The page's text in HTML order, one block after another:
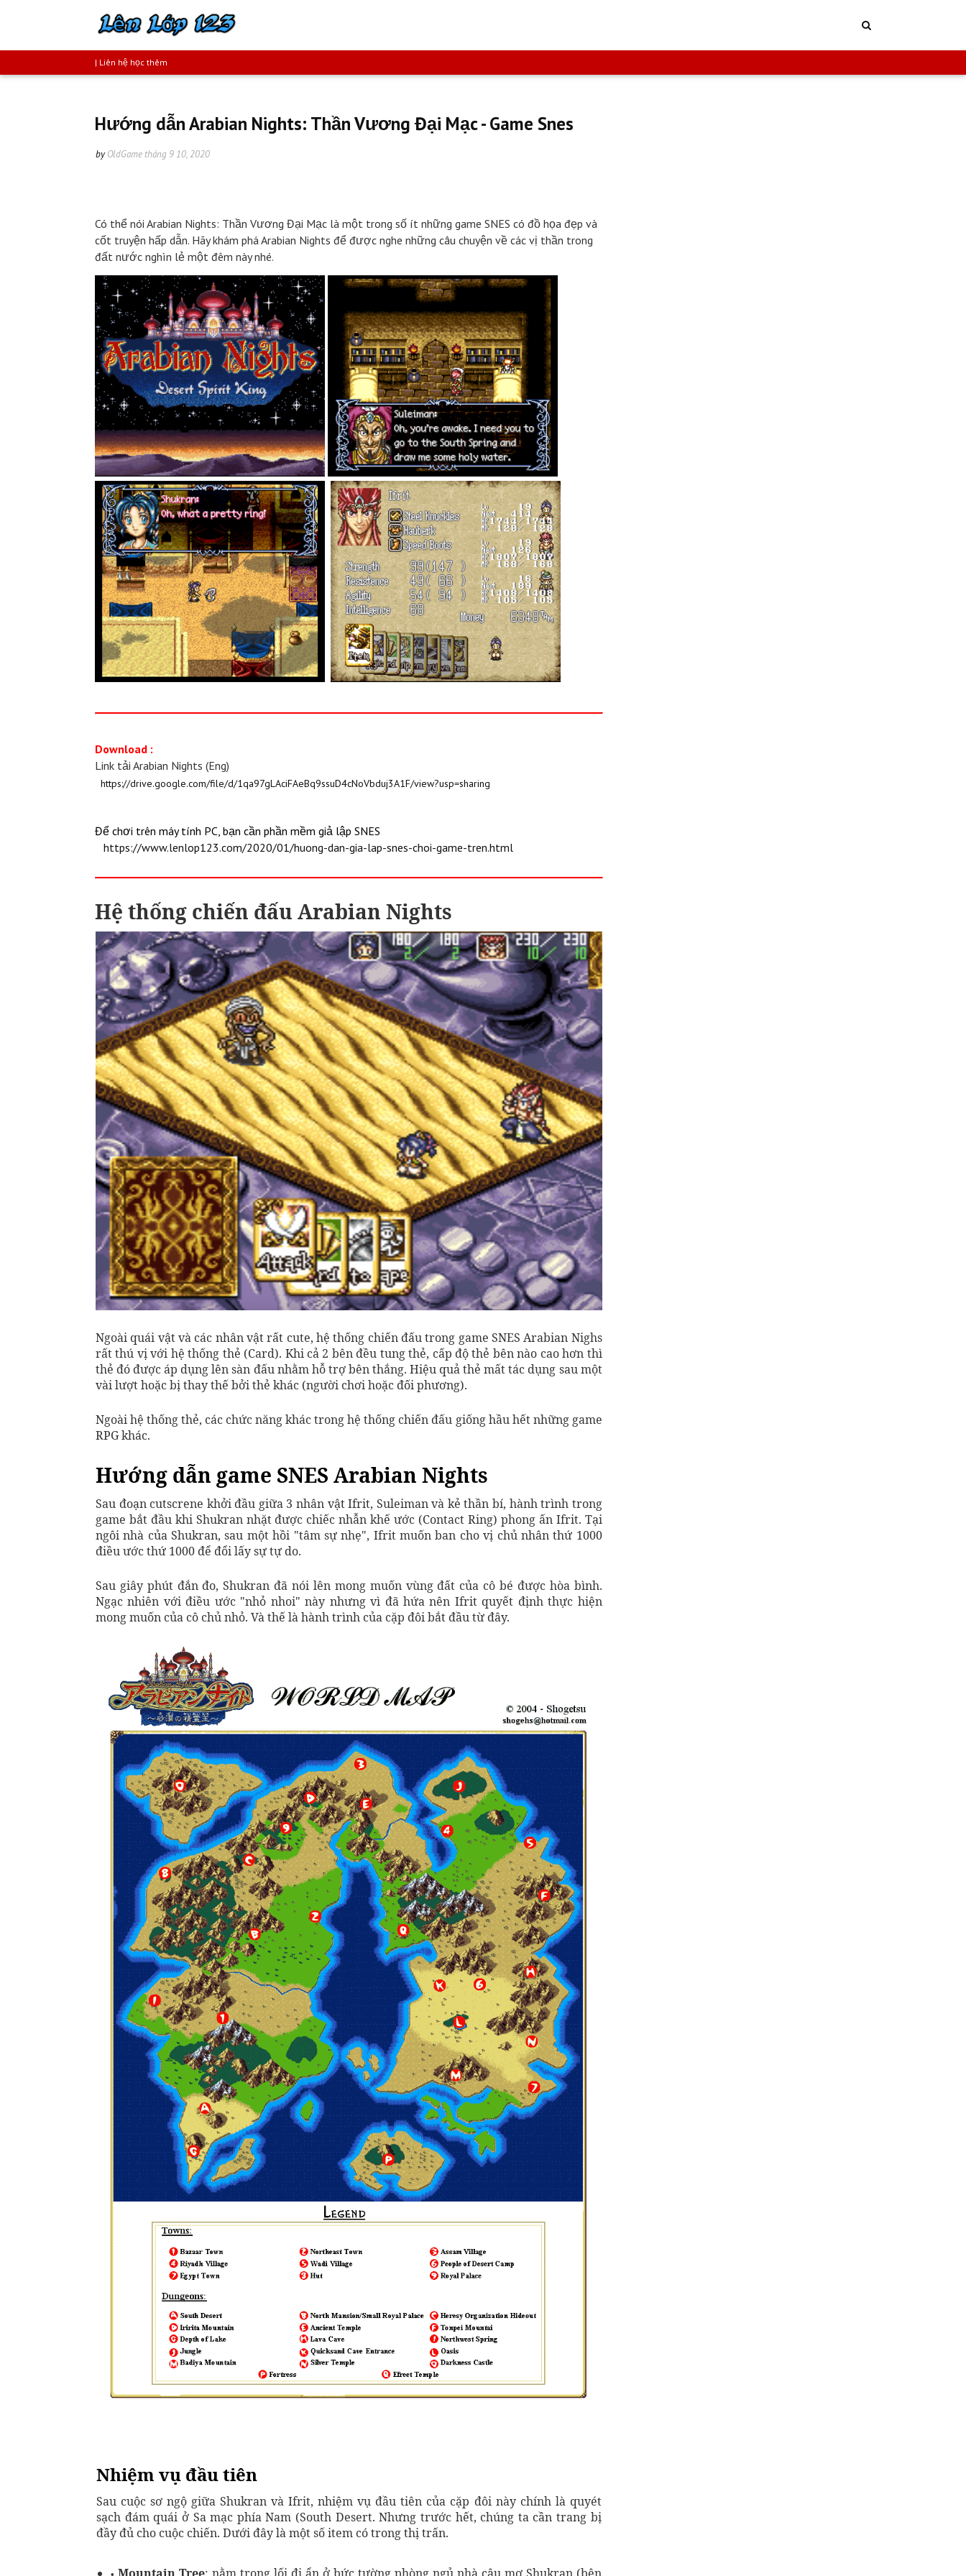
| Liên hệ học thêm
Hướng dẫn Arabian Nights: Thần Vương Đại Mạc - Game Snes
by OldGame tháng 9 10, 2020
Có thể nói Arabian Nights: Thần Vương Đại Mạc là một trong số ít những game SNES có đồ họa đẹp và
cốt truyện hấp dẫn. Hãy khám phá Arabian Nights để được nghe những câu chuyện về các vị thần trong
đất nước nghìn lẻ một đêm này nhé.
Download :
Link tải ​Arabian Nights (Eng)
https://drive.google.com/file/d/1qa97gLAciFAeBq9ssuD4cNoVbduj3A1F/view?usp=sharing
Để chơi trên máy tính PC, bạn cần phần mềm giả lập SNES
https://www.lenlop123.com/2020/01/huong-dan-gia-lap-snes-choi-game-tren.html
Hệ thống chiến đấu Arabian Nights
Ngoài quái vật và các nhân vật rất cute, hệ thống chiến đấu trong game SNES Arabian Nighs
rất thú vị với hệ thống thẻ (Card). Khi cả 2 bên đều tung thẻ, cấp độ thẻ bên nào cao hơn thì
thẻ đó được áp dụng lên sàn đấu nhằm hỗ trợ bên thắng. Hiệu quả thẻ mất tác dụng sau một
vài lượt hoặc bị thay thế bởi thẻ khác (người chơi hoặc đối phương).
Ngoài hệ thống thẻ, các chức năng khác trong hệ thống chiến đấu giống hầu hết những game
RPG khác.
Hướng dẫn game SNES Arabian Nights
Sau đoạn cutscrene khởi đầu giữa 3 nhân vật Ifrit, Suleiman và kẻ thần bí, hành trình trong
game bắt đầu khi Shukran nhặt được chiếc nhẫn khế ước (Contact Ring) phong ấn Ifrit. Tại
ngôi nhà của Shukran, sau một hồi "tâm sự nhẹ", Ifrit muốn ban cho vị chủ nhân thứ 1000
điều ước thứ 1000 để đổi lấy sự tự do.
Sau giây phút đắn đo, Shukran đã nói lên mong muốn vùng đất của cô bé được hòa bình.
Ngạc nhiên với điều ước "nhỏ nhoi" này nhưng vì đã hứa nên Ifrit quyết định thực hiện
mong muốn của cô chủ nhỏ. Và thế là hành trình của cặp đôi bắt đầu từ đây.
Nhiệm vụ đầu tiên
Sau cuộc sơ ngộ giữa Shukran và Ifrit, nhiệm vụ đầu tiên của cặp đôi này chính là quyét
sạch đám quái ở Sa mạc phía Nam (South Desert. Nhưng trước hết, chúng ta cần trang bị
đầy đủ cho cuộc chiến. Dưới đây là một số item có trong thị trấn.